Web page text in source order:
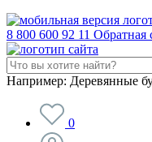
8 800 600 92 11 Обратная
Например: Деревянные
0